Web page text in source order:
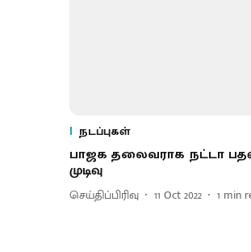
நடப்புகள்
பாஜக தலைவராக நட்டா
முடிவு
செய்திப்பிரிவு 11 Oct 2022 1 min